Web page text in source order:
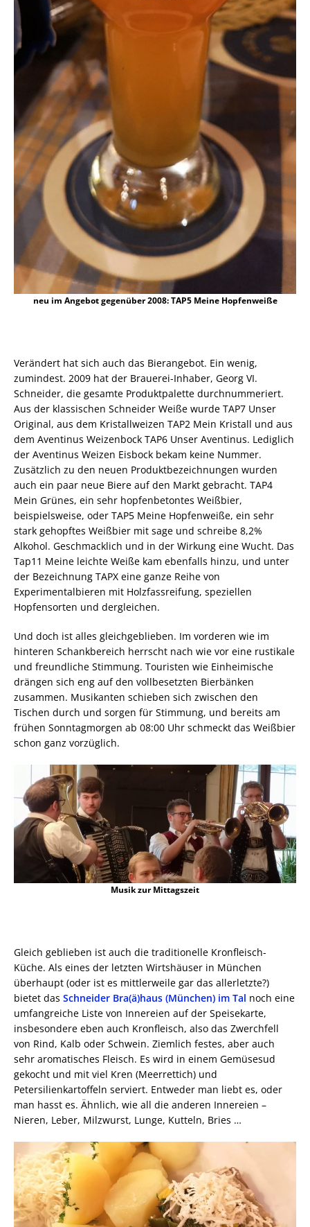
neu im Angebot gegenüber 2008: TAP5 Meine Hopfenweiße
Verändert hat sich auch das Bierangebot. Ein wenig,
zumindest. 2009 hat der Brauerei-Inhaber, Georg VI.
Schneider, die gesamte Produktpalette durchnummeriert.
Aus der klassischen Schneider Weiße wurde TAP7 Unser
Original, aus dem Kristallweizen TAP2 Mein Kristall und aus
dem Aventinus Weizenbock TAP6 Unser Aventinus. Lediglich
der Aventinus Weizen Eisbock bekam keine Nummer.
Zusätzlich zu den neuen Produktbezeichnungen wurden
auch ein paar neue Biere auf den Markt gebracht. TAP4
Mein Grünes, ein sehr hopfenbetontes Weißbier,
beispielsweise, oder TAP5 Meine Hopfenweiße, ein sehr
stark gehopftes Weißbier mit sage und schreibe 8,2%
Alkohol. Geschmacklich und in der Wirkung eine Wucht. Das
Tap11 Meine leichte Weiße kam ebenfalls hinzu, und unter
der Bezeichnung TAPX eine ganze Reihe von
Experimentalbieren mit Holzfassreifung, speziellen
Hopfensorten und dergleichen.
Und doch ist alles gleichgeblieben. Im vorderen wie im
hinteren Schankbereich herrscht nach wie vor eine rustikale
und freundliche Stimmung. Touristen wie Einheimische
drängen sich eng auf den vollbesetzten Bierbänken
zusammen. Musikanten schieben sich zwischen den
Tischen durch und sorgen für Stimmung, und bereits am
frühen Sonntagmorgen ab 08:00 Uhr schmeckt das Weißbier
schon ganz vorzüglich.
Musik zur Mittagszeit
Gleich geblieben ist auch die traditionelle Kronfleisch-
Küche. Als eines der letzten Wirtshäuser in München
überhaupt (oder ist es mittlerweile gar das allerletzte?)
bietet das Schneider Bra(ä)haus (München) im Tal noch eine
umfangreiche Liste von Innereien auf der Speisekarte,
insbesondere eben auch Kronfleisch, also das Zwerchfell
von Rind, Kalb oder Schwein. Ziemlich festes, aber auch
sehr aromatisches Fleisch. Es wird in einem Gemüsesud
gekocht und mit viel Kren (Meerrettich) und
Petersilienkartoffeln serviert. Entweder man liebt es, oder
man hasst es. Ähnlich, wie all die anderen Innereien –
Nieren, Leber, Milzwurst, Lunge, Kutteln, Bries …